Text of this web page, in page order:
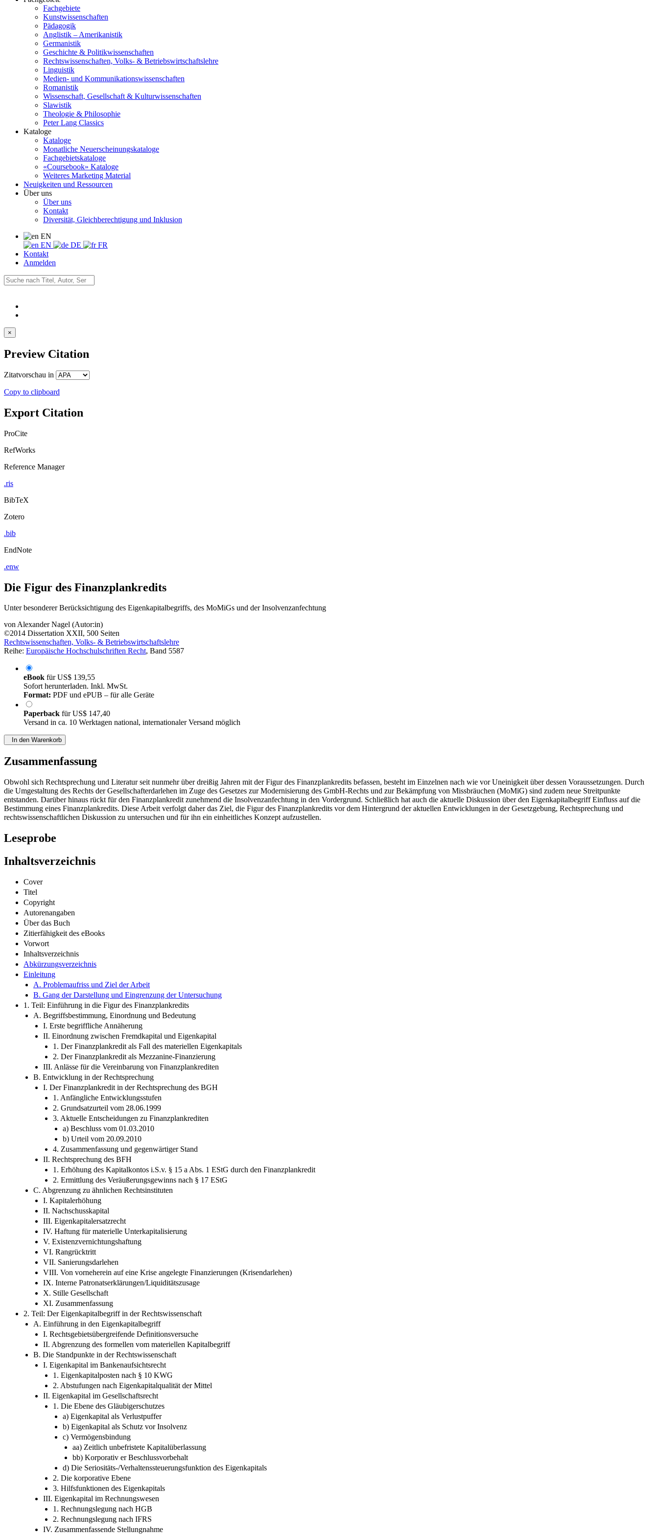
Fachgebiete
Kunstwissenschaften
Pädagogik
Anglistik – Amerikanistik
Germanistik
Geschichte & Politikwissenschaften
Rechtswissenschaften, Volks- & Betriebswirtschaftslehre
Linguistik
Medien- und Kommunikationswissenschaften
Romanistik
Wissenschaft, Gesellschaft & Kulturwissenschaften
Slawistik
Theologie & Philosophie
Peter Lang Classics
Kataloge
Kataloge
Monatliche Neuerscheinungskataloge
Fachgebietskataloge
«Coursebook» Kataloge
Weiteres Marketing Material
Neuigkeiten und Ressourcen
Über uns
Über uns
Kontakt
Diversität, Gleichberechtigung und Inklusion
EN
EN
DE
FR
Kontakt
Anmelden
×
Preview Citation
Zitatvorschau in
Copy to clipboard
Export Citation
ProCite
RefWorks
Reference Manager
.ris
BibTeX
Zotero
.bib
EndNote
.enw
Die Figur des Finanzplankredits
Unter besonderer Berücksichtigung des Eigenkapitalbegriffs, des MoMiGs und der Insolvenzanfechtung
vonAlexander Nagel (Autor:in)
©2014 Dissertation XXII, 500 Seiten
Rechtswissenschaften, Volks- & Betriebswirtschaftslehre
Reihe: Europäische Hochschulschriften Recht, Band 5587
eBook fürUS$ 139,55
Sofort herunterladen. Inkl. MwSt.
Format: PDF und ePUB – für alle Geräte
Paperback fürUS$ 147,40
Versand in ca. 10 Werktagen national, internationaler Versand möglich
In den Warenkorb
Zusammenfassung
Obwohl sich Rechtsprechung und Literatur seit nunmehr über dreißig Jahren mit der Figur des Finanzplankredits befassen, besteht im Einzelnen nach wie vor Uneinigkeit über dessen Voraussetzungen. Durch
die Umgestaltung des Rechts der Gesellschafterdarlehen im Zuge des Gesetzes zur Modernisierung des GmbH-Rechts und zur Bekämpfung von Missbräuchen (MoMiG) sind zudem neue Streitpunkte
entstanden. Darüber hinaus rückt für den Finanzplankredit zunehmend die Insolvenzanfechtung in den Vordergrund. Schließlich hat auch die aktuelle Diskussion über den Eigenkapitalbegriff Einfluss auf die
Bestimmung eines Finanzplankredits. Diese Arbeit verfolgt daher das Ziel, die Figur des Finanzplankredits vor dem Hintergrund der aktuellen Entwicklungen in der Gesetzgebung, Rechtsprechung und
rechtswissenschaftlichen Diskussion zu untersuchen und für ihn ein einheitliches Konzept aufzustellen.
Leseprobe
Inhaltsverzeichnis
Cover
Titel
Copyright
Autorenangaben
Über das Buch
Zitierfähigkeit des eBooks
Vorwort
Inhaltsverzeichnis
Abkürzungsverzeichnis
Einleitung
A. Problemaufriss und Ziel der Arbeit
B. Gang der Darstellung und Eingrenzung der Untersuchung
1. Teil: Einführung in die Figur des Finanzplankredits
A. Begriffsbestimmung, Einordnung und Bedeutung
I. Erste begriffliche Annäherung
II. Einordnung zwischen Fremdkapital und Eigenkapital
1. Der Finanzplankredit als Fall des materiellen Eigenkapitals
2. Der Finanzplankredit als Mezzanine-Finanzierung
III. Anlässe für die Vereinbarung von Finanzplankrediten
B. Entwicklung in der Rechtsprechung
I. Der Finanzplankredit in der Rechtsprechung des BGH
1. Anfängliche Entwicklungsstufen
2. Grundsatzurteil vom 28.06.1999
3. Aktuelle Entscheidungen zu Finanzplankrediten
a) Beschluss vom 01.03.2010
b) Urteil vom 20.09.2010
4. Zusammenfassung und gegenwärtiger Stand
II. Rechtsprechung des BFH
1. Erhöhung des Kapitalkontos i.S.v. § 15 a Abs. 1 EStG durch den Finanzplankredit
2. Ermittlung des Veräußerungsgewinns nach § 17 EStG
C. Abgrenzung zu ähnlichen Rechtsinstituten
I. Kapitalerhöhung
II. Nachschusskapital
III. Eigenkapitalersatzrecht
IV. Haftung für materielle Unterkapitalisierung
V. Existenzvernichtungshaftung
VI. Rangrücktritt
VII. Sanierungsdarlehen
VIII. Von vorneherein auf eine Krise angelegte Finanzierungen (Krisendarlehen)
IX. Interne Patronatserklärungen/Liquiditätszusage
X. Stille Gesellschaft
XI. Zusammenfassung
2. Teil: Der Eigenkapitalbegriff in der Rechtswissenschaft
A. Einführung in den Eigenkapitalbegriff
I. Rechtsgebietsübergreifende Definitionsversuche
II. Abgrenzung des formellen vom materiellen Kapitalbegriff
B. Die Standpunkte in der Rechtswissenschaft
I. Eigenkapital im Bankenaufsichtsrecht
1. Eigenkapitalposten nach § 10 KWG
2. Abstufungen nach Eigenkapitalqualität der Mittel
II. Eigenkapital im Gesellschaftsrecht
1. Die Ebene des Gläubigerschutzes
a) Eigenkapital als Verlustpuffer
b) Eigenkapital als Schutz vor Insolvenz
c) Vermögensbindung
aa) Zeitlich unbefristete Kapitalüberlassung
bb) Korporativ er Beschlussvorbehalt
d) Die Seriositäts-/Verhaltenssteuerungsfunktion des Eigenkapitals
2. Die korporative Ebene
3. Hilfsfunktionen des Eigenkapitals
III. Eigenkapital im Rechnungswesen
1. Rechnungslegung nach HGB
2. Rechnungslegung nach IFRS
IV. Zusammenfassende Stellungnahme